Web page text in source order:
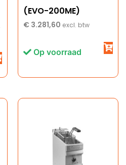
(EVO-200ME)
€ 3.281,60 excl. btw
Op voorraad